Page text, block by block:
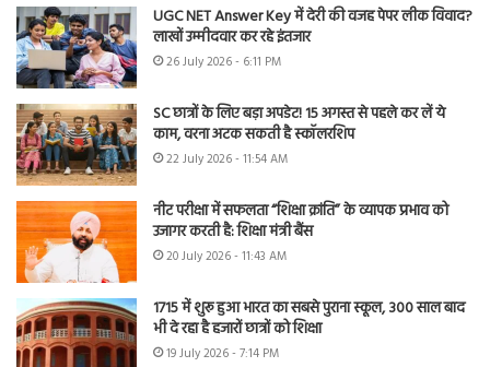
UGC NET Answer Key में देरी की वजह पेपर लीक विवाद?
लाखों उम्मीदवार कर रहे इंतजार
26 July 2026 - 6:11 PM
SC छात्रों के लिए बड़ा अपडेट! 15 अगस्त से पहले कर लें ये
काम, वरना अटक सकती है स्कॉलरशिप
22 July 2026 - 11:54 AM
नीट परीक्षा में सफलता “शिक्षा क्रांति” के व्यापक प्रभाव को
उजागर करती है: शिक्षा मंत्री बैंस
20 July 2026 - 11:43 AM
1715 में शुरू हुआ भारत का सबसे पुराना स्कूल, 300 साल बाद
भी दे रहा है हजारों छात्रों को शिक्षा
19 July 2026 - 7:14 PM